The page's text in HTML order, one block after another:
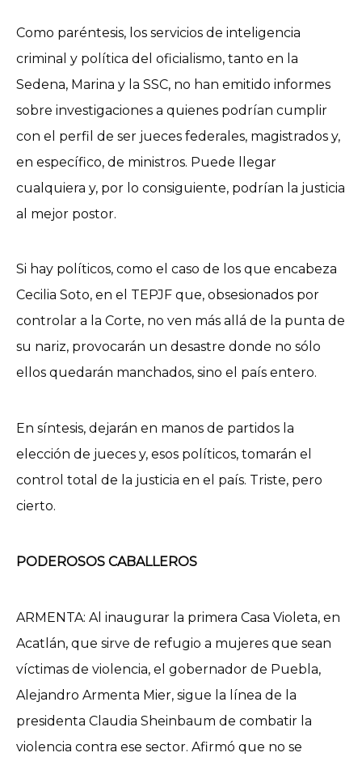
Como paréntesis, los servicios de inteligencia
criminal y política del oficialismo, tanto en la
Sedena, Marina y la SSC, no han emitido informes
sobre investigaciones a quienes podrían cumplir
con el perfil de ser jueces federales, magistrados y,
en específico, de ministros. Puede llegar
cualquiera y, por lo consiguiente, podrían la justicia
al mejor postor.
Si hay políticos, como el caso de los que encabeza
Cecilia Soto, en el TEPJF que, obsesionados por
controlar a la Corte, no ven más allá de la punta de
su nariz, provocarán un desastre donde no sólo
ellos quedarán manchados, sino el país entero.
En síntesis, dejarán en manos de partidos la
elección de jueces y, esos políticos, tomarán el
control total de la justicia en el país. Triste, pero
cierto.
PODEROSOS CABALLEROS
ARMENTA: Al inaugurar la primera Casa Violeta, en
Acatlán, que sirve de refugio a mujeres que sean
víctimas de violencia, el gobernador de Puebla,
Alejandro Armenta Mier, sigue la línea de la
presidenta Claudia Sheinbaum de combatir la
violencia contra ese sector. Afirmó que no se